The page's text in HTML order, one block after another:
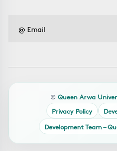
© Queen Arwa
Privacy Policy
Development Team –